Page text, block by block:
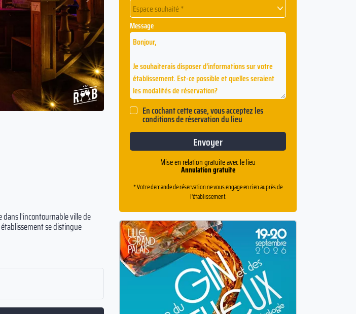
dans l'incontournable ville de
se distingue
classique idéal pour une
, dégustez nosshotset
savourer avec vos boissons. Ne
Espace souhaité *
Message
En cochant cette case, vous acceptez les
conditions de réservation du lieu
Mise en relation gratuite avec le lieu
Annulation gratuite
* Votre demande de réservation ne vous engage en rien auprès de
l'établissement.